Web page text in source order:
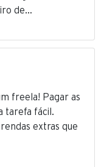
de…
freela! Pagar as
tarefa fácil.
extras que